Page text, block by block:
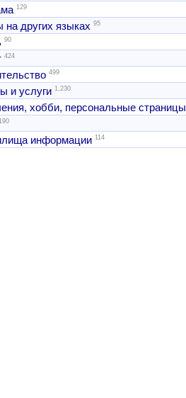
129
на других языках 95
90
424
499
и услуги 1,230
хобби, персональные страницы
190
информации 114